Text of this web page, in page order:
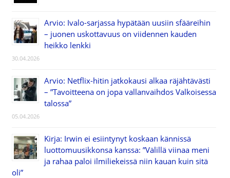
Arvio: Ivalo-sarjassa hypätään uusiin sfääreihin
– juonen uskottavuus on viidennen kauden
heikko lenkki
30.04.2026
Arvio: Netflix-hitin jatkokausi alkaa räjähtävästi
– ”Tavoitteena on jopa vallanvaihdos Valkoisessa
talossa”
05.04.2026
Kirja: Irwin ei esiintynyt koskaan kännissä
luottomuusikkonsa kanssa: ”Välillä viinaa meni
ja rahaa paloi ilmiliekeissä niin kauan kuin sitä
oli”